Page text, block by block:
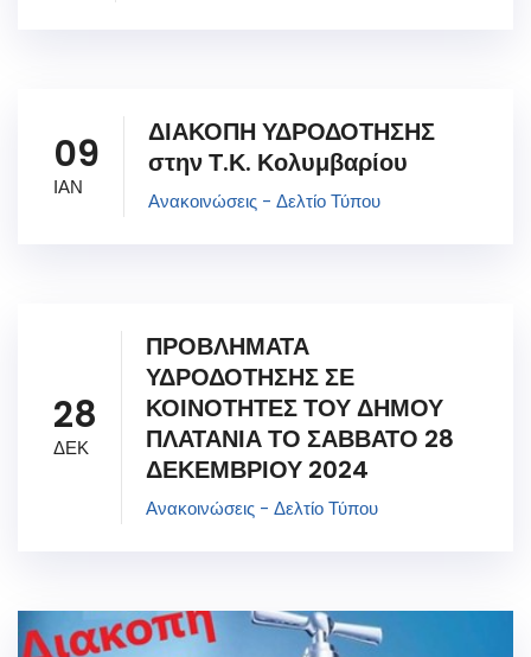
09
ΙΑΝ
ΔΙΑΚΟΠΗ ΥΔΡΟΔΟΤΗΣΗΣ
στην Τ.Κ. Κολυμβαρίου
Ανακοινώσεις - Δελτίο Τύπου
28
ΔΕΚ
ΠΡΟΒΛΗΜΑΤΑ
ΥΔΡΟΔΟΤΗΣΗΣ ΣΕ
ΚΟΙΝΟΤΗΤΕΣ ΤΟΥ ΔΗΜΟΥ
ΠΛΑΤΑΝΙΑ ΤΟ ΣΑΒΒΑΤΟ 28
ΔΕΚΕΜΒΡΙΟΥ 2024
Ανακοινώσεις - Δελτίο Τύπου